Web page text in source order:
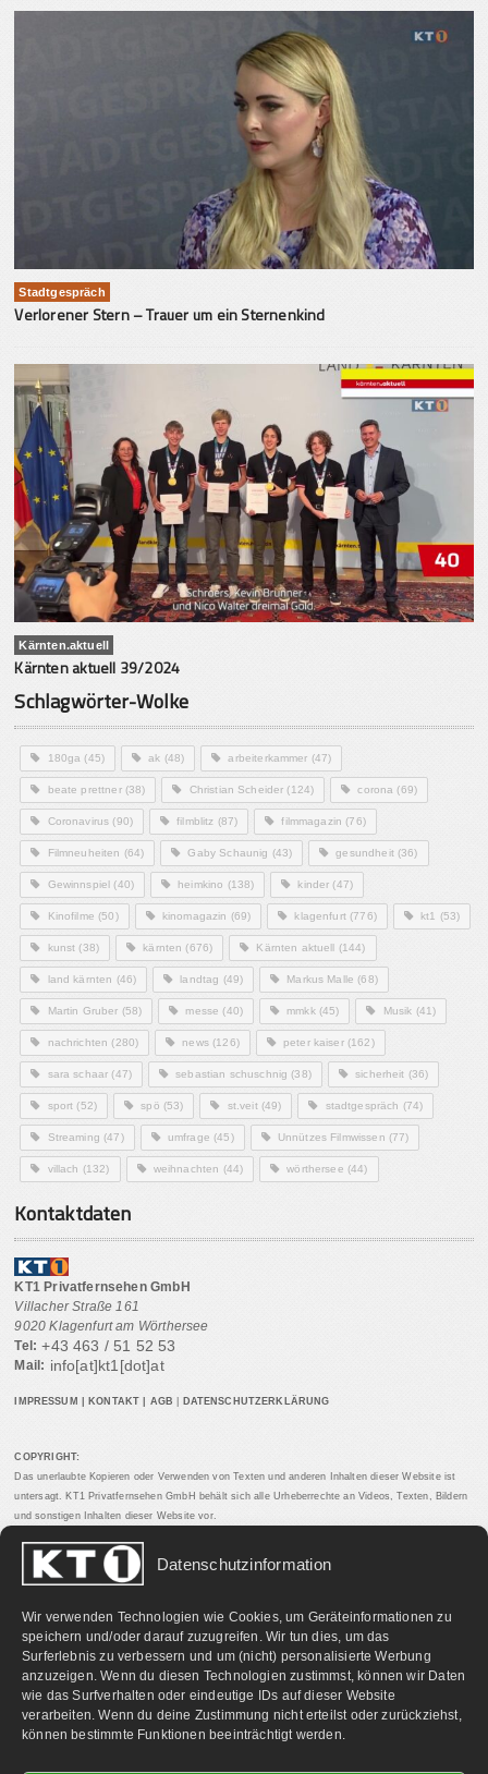
Datenschutzinformation
Wir verwenden Technologien wie Cookies, um Geräteinformationen zu
speichern und/oder darauf zuzugreifen. Wir tun dies, um das
Surferlebnis zu verbessern und um (nicht) personalisierte Werbung
anzuzeigen. Wenn du diesen Technologien zustimmst, können wir Daten
wie das Surfverhalten oder eindeutige IDs auf dieser Website
verarbeiten. Wenn du deine Zustimmung nicht erteilst oder zurückziehst,
können bestimmte Funktionen beeinträchtigt werden.
Stadtgespräch
Verlorener Stern – Trauer um ein Sternenkind
Kärnten.aktuell
Kärnten aktuell 39/2024
Schlagwörter-Wolke
180ga (45) ak (48) arbeiterkammer (47)
beate prettner(38) Christian Scheider (124) corona (69)
Coronavirus (90) filmblitz (87) filmmagazin (76)
Filmneuheiten (64) Gaby Schaunig (43) gesundheit(36)
Gewinnspiel (40) heimkino (138) kinder (47)
Kinofilme (50) kinomagazin (69) klagenfurt(776) kt1 (53)
kunst (38) kärnten (676) Kärnten aktuell (144)
land kärnten (46) landtag (49) Markus Malle (68)
Martin Gruber (58) messe (40) mmkk(45) Musik (41)
nachrichten (280) news(126) peter kaiser(162)
sara schaar (47) sebastian schuschnig (38) sicherheit (36)
sport (52) spö (53) st.veit(49) stadtgespräch (74)
Streaming (47) umfrage (45) Unnützes Filmwissen (77)
villach (132) weihnachten (44) wörthersee (44)
Kontaktdaten
KT1 Privatfernsehen GmbH
Villacher Straße 161
9020 Klagenfurt am Wörthersee
Tel: +43 463 / 51 52 53
Mail: info[at]kt1[dot]at
IMPRESSUM KONTAKT AGB DATENSCHUTZERKLÄRUNG
COPYRIGHT:
Das unerlaubte Kopieren oder Verwenden von Texten und anderen Inhalten dieser Website ist
untersagt. KT1 Privatfernsehen GmbH behält sich alle Urheberrechte an Videos, Texten, Bildern
und sonstigen Inhalten dieser Website vor.
PARTNERLINKS: